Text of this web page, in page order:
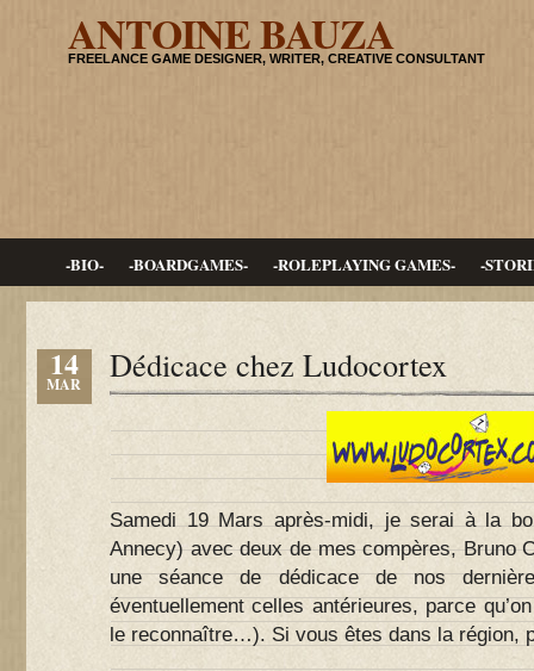
ANTOINE BAUZA
FREELANCE GAME DESIGNER, WRITER, CREATIVE CONSULTANT
-BIO- -BOARDGAMES- -ROLEPLAYING GAMES- -
14
MAR Dédicace chez Ludocortex
Samedi 19 Mars après-midi, je serai à la
Annecy) avec deux de mes compères, Bruno
une séance de dédicace de nos
éventuellement celles antérieures, parce
le reconnaître…). Si vous êtes dans la région,